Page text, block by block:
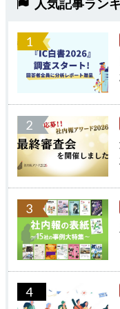
人気記事ラン
1
2
3
4